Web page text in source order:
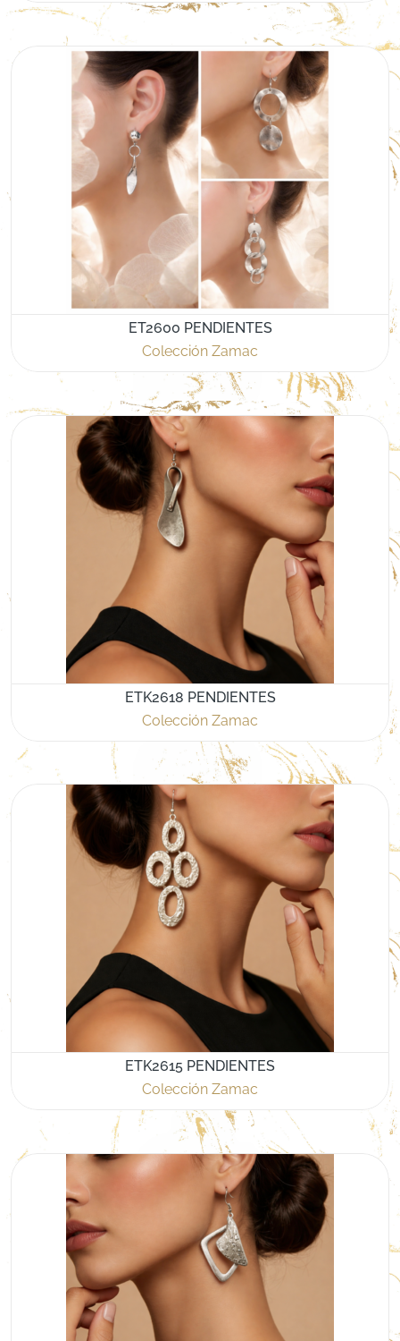
ET2600 PENDIENTES
Colección Zamac
ETK2618 PENDIENTES
Colección Zamac
ETK2615 PENDIENTES
Colección Zamac